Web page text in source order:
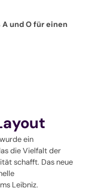
und O für einen
ein
die Vielfalt der
schafft. Das neue
Leibniz.